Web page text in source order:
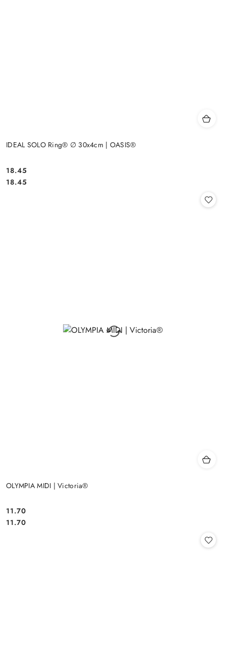
IDEAL SOLO Ring® ∅ 30x4cm | OASIS®
Cena:
18.45
Cena:
18.45
OLYMPIA MIDI | Victoria®
Cena:
11.70
Cena:
11.70